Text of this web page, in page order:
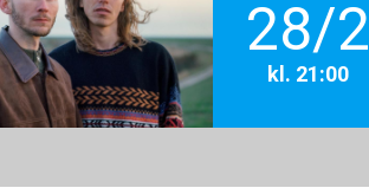
28/2
kl. 21:00